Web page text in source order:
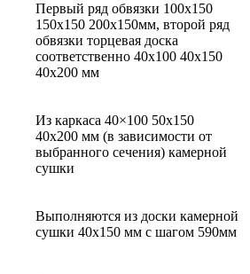
Первый ряд обвязки 100х150
150х150 200х150мм, второй ряд
обвязки торцевая доска
соответственно 40х100 40х150
40х200 мм
Из каркаса 40×100 50x150
40x200 мм (в зависимости от
выбранного сечения) камерной
сушки
Выполняются из доски камерной
сушки 40х150 мм с шагом 590мм